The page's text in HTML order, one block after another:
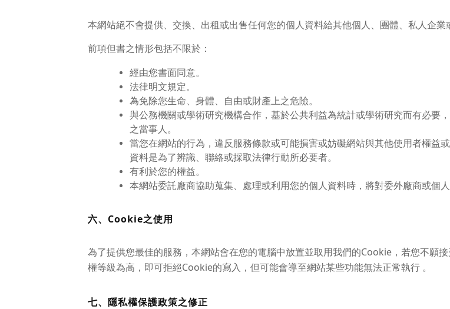
本網站絕不會提供、交換、出租或出售任何您的個人資料給其他個人、團體、私人企業
前項但書之情形包括不限於：
經由您書面同意。
法律明文規定。
為免除您生命、身體、自由或財產上之危險。
與公務機關或學術研究機構合作，基於公共利益為統計或學術研究而有必要
之當事人。
當您在網站的行為，違反服務條款或可能損害或妨礙網站與其他使用者權益
資料是為了辨識、聯絡或採取法律行動所必要者。
有利於您的權益。
本網站委託廠商協助蒐集、處理或利用您的個人資料時，將對委外廠商或個人
六、Cookie之使用
為了提供您最佳的服務，本網站會在您的電腦中放置並取用我們的Cookie，若您不願
權等級為高，即可拒絕Cookie的寫入，但可能會導至網站某些功能無法正常執行 。
七、隱私權保護政策之修正